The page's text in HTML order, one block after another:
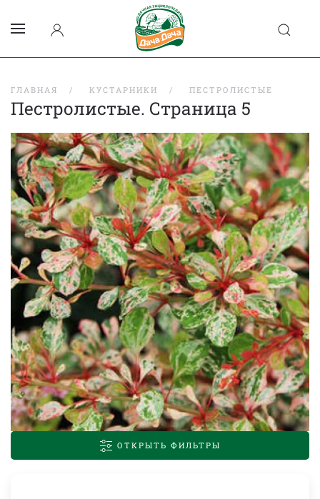
ГЛАВНАЯ КУСТАРНИКИ ПЕСТРОЛИСТЫЕ
Пестролистые. Страница 5
ОТКРЫТЬ ФИЛЬТРЫ